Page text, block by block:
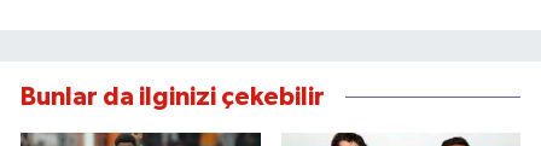
Bunlar da ilginizi çekebilir